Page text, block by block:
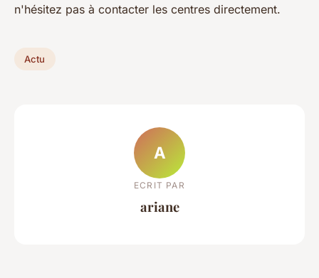
n'hésitez pas à contacter les centres directement.
Actu
A
ECRIT PAR
ariane